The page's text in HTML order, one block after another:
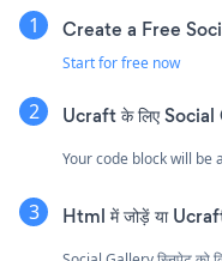
Create a Free
Start for free now
Ucraft के लिए Social
Your code block will be
Html में जोड़ें या